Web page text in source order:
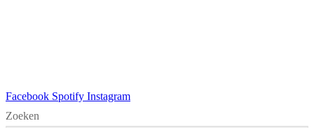
Facebook Spotify Instagram
Zoeken